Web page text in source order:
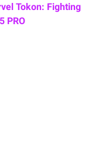
Tokon: Fighting
PRO